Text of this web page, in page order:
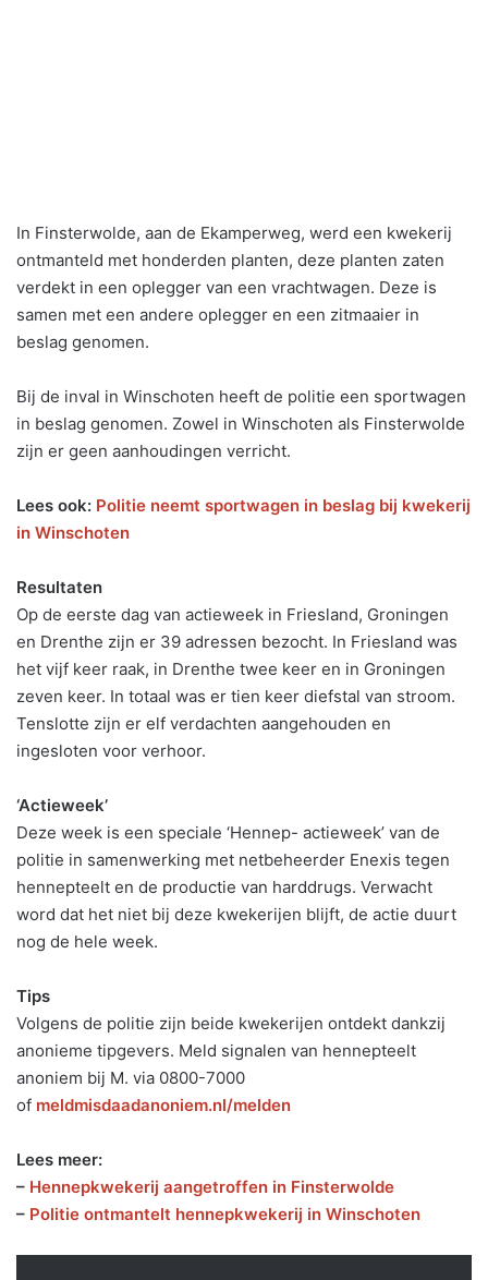
In Finsterwolde, aan de Ekamperweg, werd een kwekerij
ontmanteld met honderden planten, deze planten zaten
verdekt in een oplegger van een vrachtwagen. Deze is
samen met een andere oplegger en een zitmaaier in
beslag genomen.
Bij de inval in Winschoten heeft de politie een sportwagen
in beslag genomen. Zowel in Winschoten als Finsterwolde
zijn er geen aanhoudingen verricht.
Lees ook: Politie neemt sportwagen in beslag bij kwekerij
in Winschoten
Resultaten
Op de eerste dag van actieweek in Friesland, Groningen
en Drenthe zijn er 39 adressen bezocht. In Friesland was
het vijf keer raak, in Drenthe twee keer en in Groningen
zeven keer. In totaal was er tien keer diefstal van stroom.
Tenslotte zijn er elf verdachten aangehouden en
ingesloten voor verhoor.
‘Actieweek’
Deze week is een speciale ‘Hennep- actieweek’ van de
politie in samenwerking met netbeheerder Enexis tegen
hennepteelt en de productie van harddrugs. Verwacht
word dat het niet bij deze kwekerijen blijft, de actie duurt
nog de hele week.
Tips
Volgens de politie zijn beide kwekerijen ontdekt dankzij
anonieme tipgevers. Meld signalen van hennepteelt
anoniem bij M. via 0800-7000
of meldmisdaadanoniem.nl/melden
Lees meer:
– Hennepkwekerij aangetroffen in Finsterwolde
– Politie ontmantelt hennepkwekerij in Winschoten